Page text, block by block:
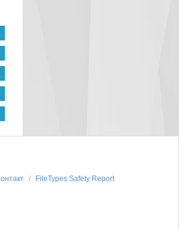
FileTypes Safety Report